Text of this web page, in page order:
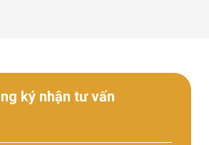
ký nhận tư vấn